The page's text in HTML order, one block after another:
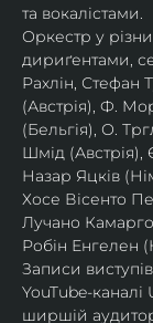
та вокалістами.
Оркестр у
дириґентами,
Рахлін, Стефан
(Австрія), Ф.
(Бельгія), О.
Шмід (Австрія),
Назар Яцків
Хосе Вісенто
Лучано
Робін Енгелен
Записи
YouTube-
ширшій